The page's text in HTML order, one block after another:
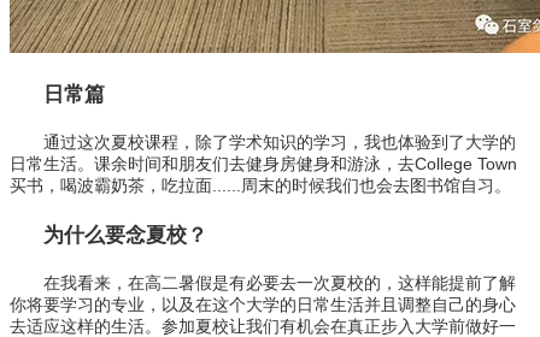
日常篇
通过这次夏校课程，除了学术知识的学习，我也体验到了大学的
日常生活。课余时间和朋友们去健身房健身和游泳，去College Town
买书，喝波霸奶茶，吃拉面......周末的时候我们也会去图书馆自习。
为什么要念夏校？
在我看来，在高二暑假是有必要去一次夏校的，这样能提前了解
你将要学习的专业，以及在这个大学的日常生活并且调整自己的身心
去适应这样的生活。参加夏校让我们有机会在真正步入大学前做好一